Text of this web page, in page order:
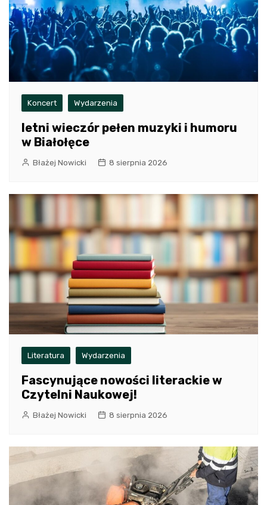
Koncert Wydarzenia
letni wieczór pełen muzyki i humoru
w Białołęce
Błażej Nowicki 8 sierpnia 2026
Literatura Wydarzenia
Fascynujące nowości literackie w
Czytelni Naukowej!
Błażej Nowicki 8 sierpnia 2026